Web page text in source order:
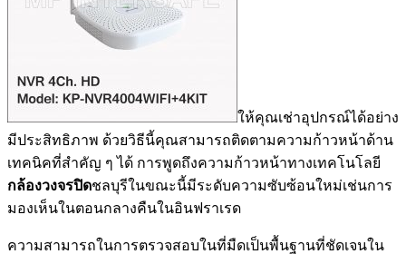
ให้คุณเช่าอุปกรณ์ได้อย่าง
มีประสิทธิภาพ ด้วยวิธีนี้คุณสามารถติดตามความก้าวหน้าด้าน
เทคนิคที่สำคัญ ๆ ได้ การพูดถึงความก้าวหน้าทางเทคโนโลยี
กล้องวงจรปิดชลบุรีในขณะนี้มีระดับความซับซ้อนใหม่เช่นการ
มองเห็นในตอนกลางคืนในอินฟราเรด
ความสามารถในการตรวจสอบในที่มืดเป็นพื้นฐานที่ชัดเจนใน